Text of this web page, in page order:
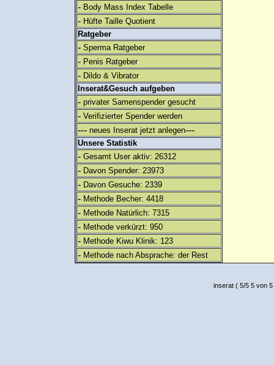
- Body Mass Index Tabelle
- Hüfte Taille Quotient
Ratgeber
- Sperma Ratgeber
- Penis Ratgeber
- Dildo & Vibrator
Inserat&Gesuch aufgeben
- privater Samenspender gesucht
- Verifizierter Spender werden
--- neues Inserat jetzt anlegen---
Unsere Statistik
- Gesamt User aktiv: 26312
- Davon Spender: 23973
- Davon Gesuche: 2339
- Methode Becher: 4418
- Methode Natürlich: 7315
- Methode verkürzt: 950
- Methode Kiwu Klinik: 123
- Methode nach Absprache: der Rest
inserat( 5/5 5 von 5